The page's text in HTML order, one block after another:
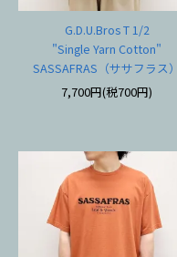
G.D.U.Bros T 1/2
"Single Yarn Cotton"
SASSAFRAS（ササフラス）
7,700円(税700円)